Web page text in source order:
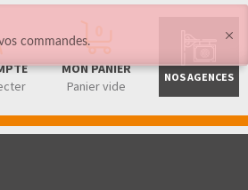
MON PANIER
Panier vide
NOS AGENCES
commandes.